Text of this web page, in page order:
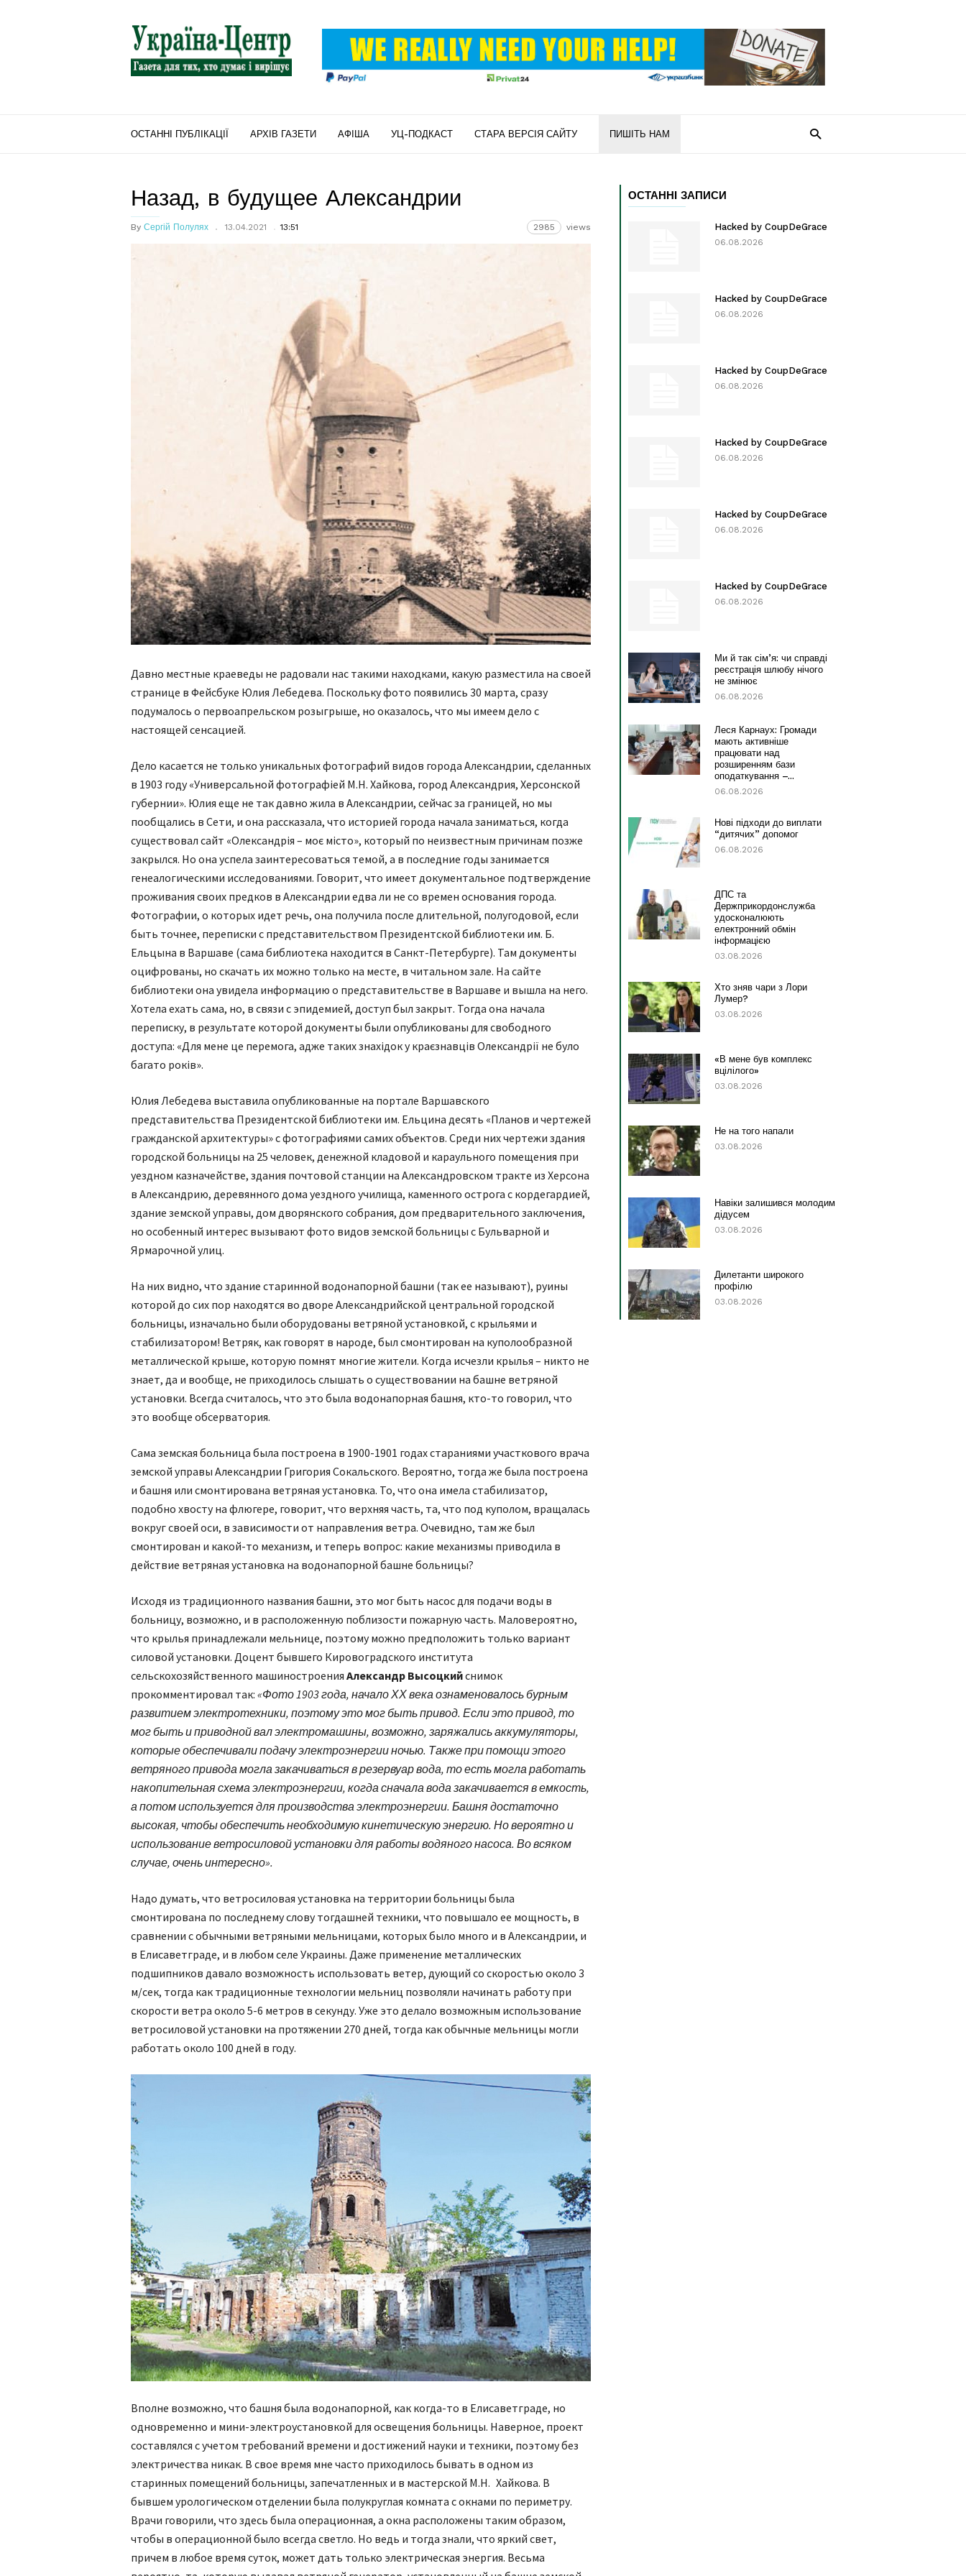
"Україна-
Центр"
ОСТАННІ ПУБЛІКАЦІЇ АРХІВ ГАЗЕТИ АФІША УЦ-ПОДКАСТ СТАРА ВЕРСІЯ САЙТУ ПИШІТЬ НАМ
Назад, в будущее Александрии
By Сергій Полулях 13.04.2021 13:51 2985 views
Давно местные краеведы не радовали нас такими находками, какую разместила на своей
странице в Фейсбуке Юлия Лебедева. Поскольку фото появились 30 марта, сразу
подумалось о первоапрельском розыгрыше, но оказалось, что мы имеем дело с
настоящей сенсацией.
Дело касается не только уникальных фотографий видов города Александрии, сделанных
в 1903 году «Универсальной фотографіей М.Н. Хайкова, город Александрия, Херсонской
губернии». Юлия еще не так давно жила в Александрии, сейчас за границей, но мы
пообщались в Сети, и она рассказала, что историей города начала заниматься, когда
существовал сайт «Олександрія – моє місто», который по неизвестным причинам позже
закрылся. Но она успела заинтересоваться темой, а в последние годы занимается
генеалогическими исследованиями. Говорит, что имеет документальное подтверждение
проживания своих предков в Александрии едва ли не со времен основания города.
Фотографии, о которых идет речь, она получила после длительной, полугодовой, если
быть точнее, переписки с представительством Президентской библиотеки им. Б.
Ельцына в Варшаве (сама библиотека находится в Санкт-Петербурге). Там документы
оцифрованы, но скачать их можно только на месте, в читальном зале. На сайте
библиотеки она увидела информацию о представительстве в Варшаве и вышла на него.
Хотела ехать сама, но, в связи с эпидемией, доступ был закрыт. Тогда она начала
переписку, в результате которой документы были опубликованы для свободного
доступа: «Для мене це перемога, адже таких знахідок у краєзнавців Олександрії не було
багато років».
Юлия Лебедева выставила опубликованные на портале Варшавского
представительства Президентской библиотеки им. Ельцина десять «Планов и чертежей
гражданской архитектуры» с фотографиями самих объектов. Среди них чертежи здания
городской больницы на 25 человек, денежной кладовой и караульного помещения при
уездном казначействе, здания почтовой станции на Александровском тракте из Херсона
в Александрию, деревянного дома уездного училища, каменного острога с кордегардией,
здание земской управы, дом дворянского собрания, дом предварительного заключения,
но особенный интерес вызывают фото видов земской больницы с Бульварной и
Ярмарочной улиц.
На них видно, что здание старинной водонапорной башни (так ее называют), руины
которой до сих пор находятся во дворе Александрийской центральной городской
больницы, изначально были оборудованы ветряной установкой, с крыльями и
стабилизатором! Ветряк, как говорят в народе, был смонтирован на куполообразной
металлической крыше, которую помнят многие жители. Когда исчезли крылья – никто не
знает, да и вообще, не приходилось слышать о существовании на башне ветряной
установки. Всегда считалось, что это была водонапорная башня, кто-то говорил, что
это вообще обсерватория.
Сама земская больница была построена в 1900-1901 годах стараниями участкового врача
земской управы Александрии Григория Сокальского. Вероятно, тогда же была построена
и башня или смонтирована ветряная установка. То, что она имела стабилизатор,
подобно хвосту на флюгере, говорит, что верхняя часть, та, что под куполом, вращалась
вокруг своей оси, в зависимости от направления ветра. Очевидно, там же был
смонтирован и какой-то механизм, и теперь вопрос: какие механизмы приводила в
действие ветряная установка на водонапорной башне больницы?
Исходя из традиционного названия башни, это мог быть насос для подачи воды в
больницу, возможно, и в расположенную поблизости пожарную часть. Маловероятно,
что крылья принадлежали мельнице, поэтому можно предположить только вариант
силовой установки. Доцент бывшего Кировоградского института
сельскохозяйственного машиностроения Александр Высоцкийснимок
прокомментировал так: «Фото 1903 года, начало ХХ века ознаменовалось бурным
развитием электротехники, поэтому это мог быть привод. Если это привод, то
мог быть и приводной вал электромашины, возможно, заряжались аккумуляторы,
которые обеспечивали подачу электроэнергии ночью. Также при помощи этого
ветряного привода могла закачиваться в резервуар вода, то есть могла работать
накопительная схема электроэнергии, когда сначала вода закачивается в емкость,
а потом используется для производства электроэнергии. Башня достаточно
высокая, чтобы обеспечить необходимую кинетическую энергию. Но вероятно и
использование ветросиловой установки для работы водяного насоса. Во всяком
случае, очень интересно».
Надо думать, что ветросиловая установка на территории больницы была
смонтирована по последнему слову тогдашней техники, что повышало ее мощность, в
сравнении с обычными ветряными мельницами, которых было много и в Александрии, и
в Елисаветграде, и в любом селе Украины. Даже применение металлических
подшипников давало возможность использовать ветер, дующий со скоростью около 3
м/сек, тогда как традиционные технологии мельниц позволяли начинать работу при
скорости ветра около 5-6 метров в секунду. Уже это делало возможным использование
ветросиловой установки на протяжении 270 дней, тогда как обычные мельницы могли
работать около 100 дней в году.
Вполне возможно, что башня была водонапорной, как когда-то в Елисаветграде, но
одновременно и мини-электроустановкой для освещения больницы. Наверное, проект
составлялся с учетом требований времени и достижений науки и техники, поэтому без
электричества никак. В свое время мне часто приходилось бывать в одном из
старинных помещений больницы, запечатленных и в мастерской М.Н. Хайкова. В
бывшем урологическом отделении была полукруглая комната с окнами по периметру.
Врачи говорили, что здесь была операционная, а окна расположены таким образом,
чтобы в операционной было всегда светло. Но ведь и тогда знали, что яркий свет,
причем в любое время суток, может дать только электрическая энергия. Весьма
ОСТАННІ ЗАПИСИ
Hacked by CoupDeGrace
06.08.2026
Hacked by CoupDeGrace
06.08.2026
Hacked by CoupDeGrace
06.08.2026
Hacked by CoupDeGrace
06.08.2026
Hacked by CoupDeGrace
06.08.2026
Hacked by CoupDeGrace
06.08.2026
Ми й так сім’я: чи справді
реєстрація шлюбу нічого
не змінює
06.08.2026
Леся Карнаух: Громади
мають активніше
працювати над
розширенням бази
оподаткування –...
06.08.2026
Нові підходи до виплати
“дитячих” допомог
06.08.2026
ДПС та
Держприкордонслужба
удосконалюють
електронний обмін
інформацією
03.08.2026
Хто зняв чари з Лори
Лумер?
03.08.2026
«В мене був комплекс
вцілілого»
03.08.2026
Не на того напали
03.08.2026
Навіки залишився молодим
дідусем
03.08.2026
Дилетанти широкого
профілю
03.08.2026